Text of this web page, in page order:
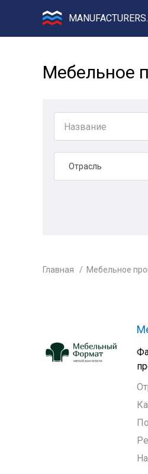
Мебельное
Отрасль
Главная Мебельное